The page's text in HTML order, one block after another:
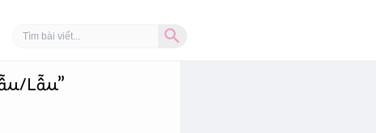
Search
for:
Lẫu”